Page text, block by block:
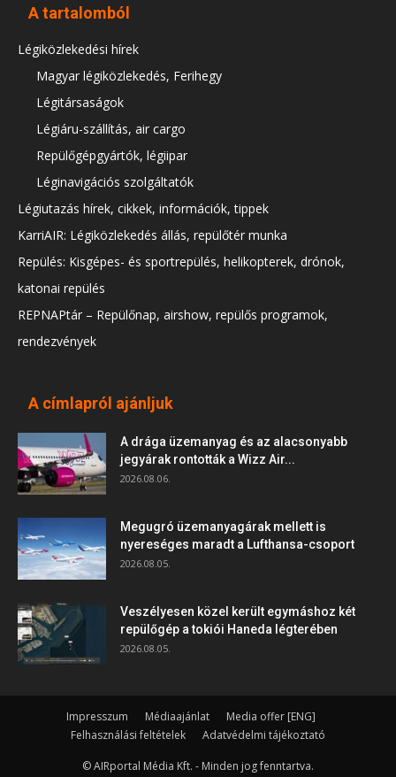
A tartalomból
Légiközlekedési hírek
Magyar légiközlekedés, Ferihegy
Légitársaságok
Légiáru-szállítás, air cargo
Repülőgépgyártók, légiipar
Léginavigációs szolgáltatók
Légiutazás hírek, cikkek, információk, tippek
KarriAIR: Légiközlekedés állás, repülőtér munka
Repülés: Kisgépes- és sportrepülés, helikopterek, drónok,
katonai repülés
REPNAPtár – Repülőnap, airshow, repülős programok,
rendezvények
A címlapról ajánljuk
A drága üzemanyag és az alacsonyabb
jegyárak rontották a Wizz Air...
2026.08.06.
Megugró üzemanyagárak mellett is
nyereséges maradt a Lufthansa-csoport
2026.08.05.
Veszélyesen közel került egymáshoz két
repülőgép a tokiói Haneda légterében
2026.08.05.
Impresszum Médiaajánlat
Media offer [ENG]
Felhasználási feltételek
Adatvédelmi tájékoztató
© AIRportal Média Kft. - Minden jog fenntartva.